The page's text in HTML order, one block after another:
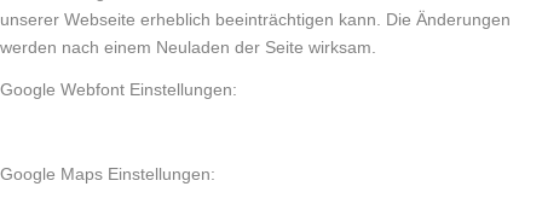
unserer Webseite erheblich beeinträchtigen kann. Die Änderungen
werden nach einem Neuladen der Seite wirksam.
Google Webfont Einstellungen:
Google Maps Einstellungen: